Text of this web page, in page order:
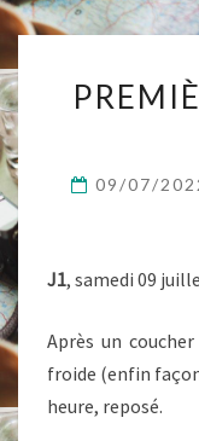
09/07/
J1, samedi 09
Après un
froide (enfin
heure, reposé.